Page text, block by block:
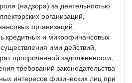
(надзора) за деятельностью
организаций,
организаций,
кредитных и микрофинансовых
ими действий,
просроченной задолженности,
требований законодательства
интересов физических лиц при